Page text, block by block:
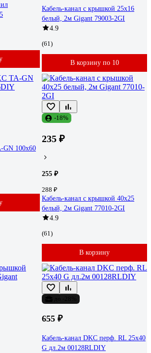
Кабель-канал с крышкой 25х16
белый, 2м Gigant 79003-2GI
4.9
(61)
В корзину по 10
GN 100x60
-18%
235 ₽
255 ₽
288 ₽
Кабель-канал с крышкой 40x25
белый, 2м Gigant 77010-2GI
4.9
(61)
В корзину
655 ₽
Кабель-канал DKC перф. RL 25x40
G дл.2м 00128RLDIY